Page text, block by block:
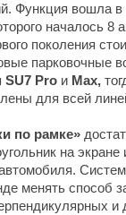
Функция вошла в
началось 8
поколения
парковочные
SU7 Pro и Max,
для всей
по рамке»
на экране
менять способ
и